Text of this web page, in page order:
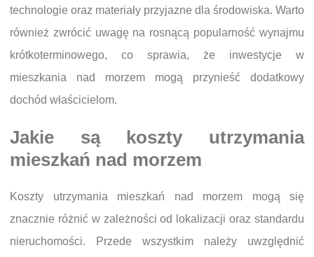
technologie oraz materiały przyjazne dla środowiska. Warto
również zwrócić uwagę na rosnącą popularność wynajmu
krótkoterminowego, co sprawia, że inwestycje w
mieszkania nad morzem mogą przynieść dodatkowy
dochód właścicielom.
Jakie są koszty utrzymania
mieszkań nad morzem
Koszty utrzymania mieszkań nad morzem mogą się
znacznie różnić w zależności od lokalizacji oraz standardu
nieruchomości. Przede wszystkim należy uwzględnić